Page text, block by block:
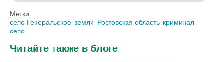
Метки:
село Генеральское земли Ростовская область криминал
село
Читайте также в блоге